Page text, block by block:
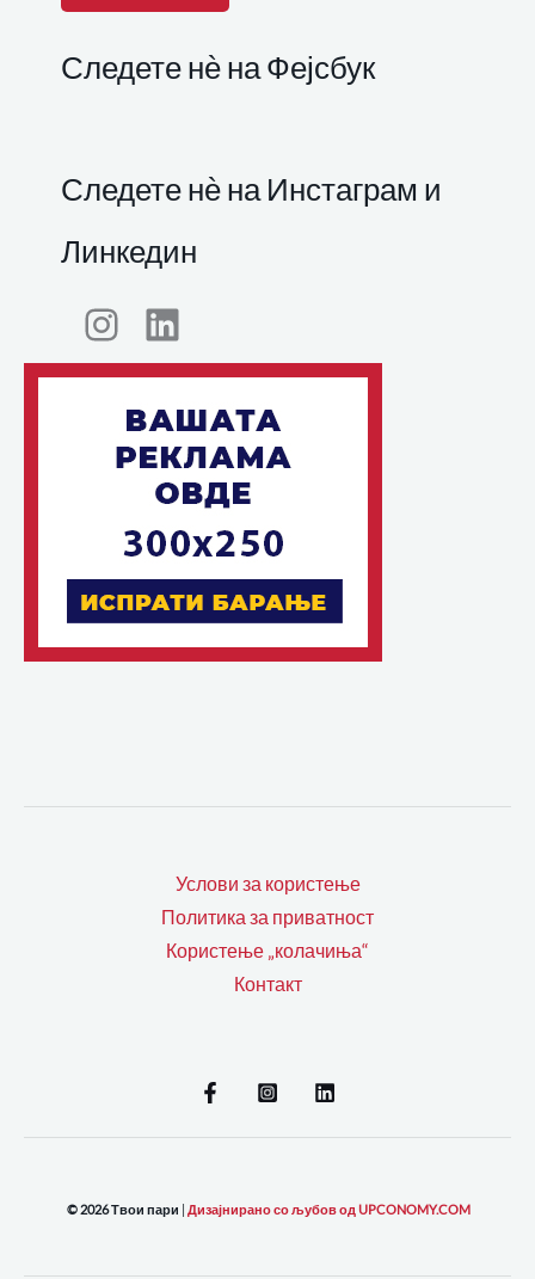
Следете нѐ на Фејсбук
Следете нѐ на Инстаграм и
Линкедин
Услови за користење
Политика за приватност
Користење „колачиња“
Контакт
© 2026 Твои пари | Дизајнирано со љубов од UPCONOMY.COM